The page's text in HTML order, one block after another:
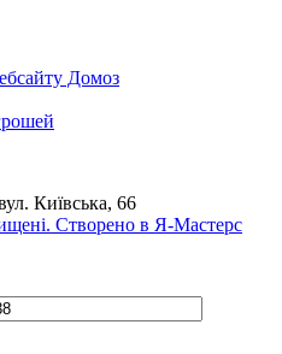
Домоз
Київська, 66
Створено в Я-Мастерс